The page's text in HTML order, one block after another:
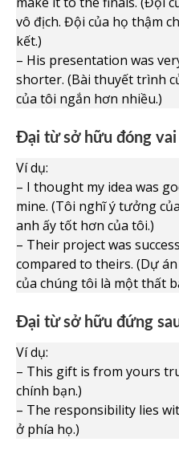
vô địch. Đội của họ thậm
kết.)
– His presentation was
shorter. (Bài thuyết trình
của tôi ngắn hơn nhiều.)
Đại từ sở hữu đóng
Ví dụ:
– I thought my idea was
mine. (Tôi nghĩ ý tưởng
anh ấy tốt hơn của tôi.)
– Their project was
compared to theirs. (Dự
của chúng tôi là một thất
Đại từ sở hữu đứng
Ví dụ:
– This gift is from yours
chính bạn.)
– The responsibility lies
ở phía họ.)